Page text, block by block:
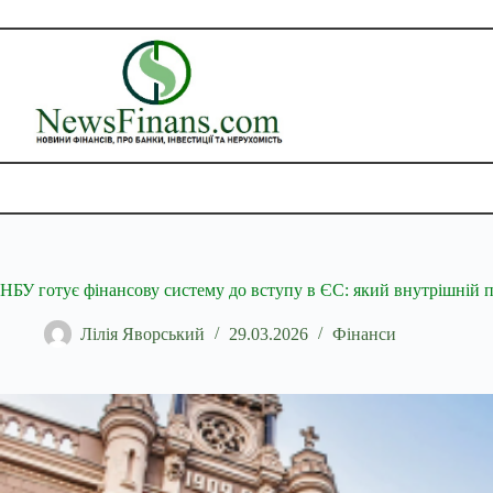
до
НБУ готує фінансову систему до вступу в ЄС: який внутрішній
Лілія Яворський 29.03.2026 Фінанси